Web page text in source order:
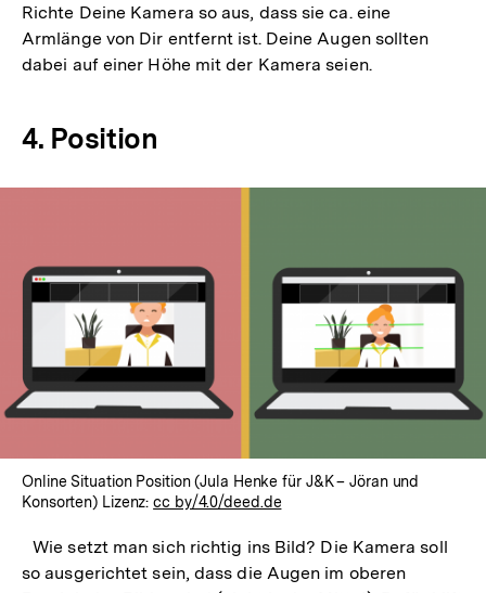
Richte Deine Kamera so aus, dass sie ca. eine
Armlänge von Dir entfernt ist. Deine Augen sollten
dabei auf einer Höhe mit der Kamera seien.
4. Position
Online Situation Position (Jula Henke für J&K – Jöran und
Konsorten) Lizenz:cc by/4.0/deed.de
Wie setzt man sich richtig ins Bild? Die Kamera soll
so ausgerichtet sein, dass die Augen im oberen